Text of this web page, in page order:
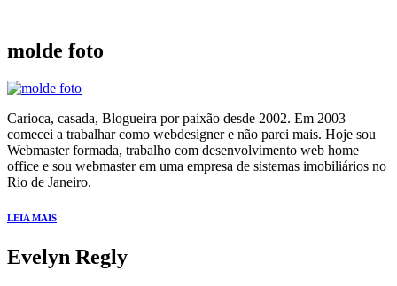
molde foto
Carioca, casada, Blogueira por paixão desde 2002. Em 2003
comecei a trabalhar como webdesigner e não parei mais. Hoje sou
Webmaster formada, trabalho com desenvolvimento web home
office e sou webmaster em uma empresa de sistemas imobiliários no
Rio de Janeiro.
LEIA MAIS
Evelyn Regly